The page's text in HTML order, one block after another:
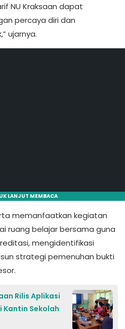
NU Kraksaan dapat
percaya diri dan
ujarnya.
LANJUT MEMBACA
memanfaatkan kegiatan
ruang belajar bersama guna
mengidentifikasi
strategi pemenuhan bukti
Rilis Aplikasi
Kantin Sekolah